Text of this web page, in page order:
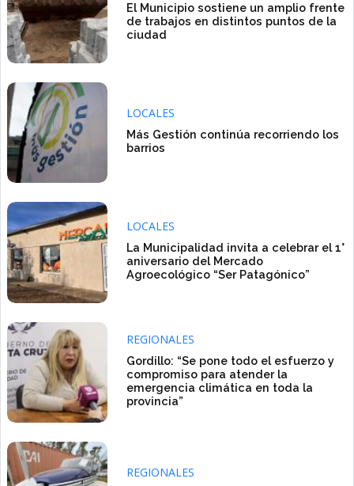
El Municipio sostiene un amplio frente
de trabajos en distintos puntos de la
ciudad
LOCALES
Más Gestión continúa recorriendo los
barrios
LOCALES
La Municipalidad invita a celebrar el 1°
aniversario del Mercado
Agroecológico “Ser Patagónico”
REGIONALES
Gordillo: “Se pone todo el esfuerzo y
compromiso para atender la
emergencia climática en toda la
provincia”
REGIONALES